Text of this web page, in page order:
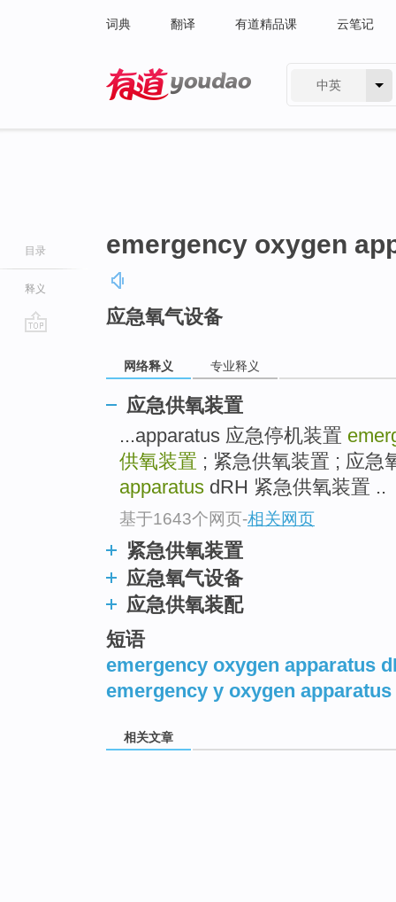
词典 翻译 有道精品课 云笔记
中英
目录
释义
emergency oxygen
应急氧气设备
网络释义 专业释义
应急供氧装置
...apparatus 应急停机装置
供氧装置 ; 紧急供氧装置 ; 应急
apparatus dRH 紧急供氧装置 ..
基于1643个网页-相关网页
紧急供氧装置
应急氧气设备
应急供氧装配
短语
emergency oxygen apparatus
emergency y oxygen apparatus
相关文章